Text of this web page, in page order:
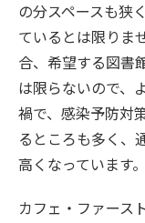
の分スペースも狭
ているとは限りま
合、希望する図書
は限らないので、
禍で、感染予防対
るところも多く、
高くなっています。
カフェ・ファース